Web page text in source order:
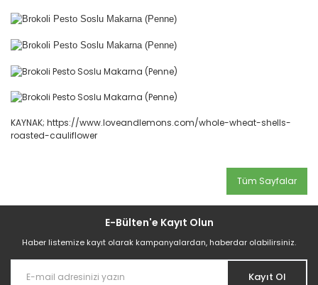
KAYNAK; https://www.loveandlemons.com/whole-wheat-shells-
roasted-cauliflower
Tüm Sayfalar
E-Bülten'e Kayıt Olun
Haber listemize kayıt olarak kampanyalardan, haberdar olabilirsiniz.
Kayıt Ol